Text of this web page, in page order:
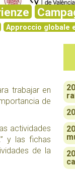
Approccio globale
trabajar en
de
actividades
” y las fichas
de la